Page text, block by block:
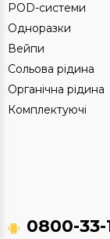
POD-системи
Одноразки
Вейпи
Сольова рідина
Органічна рідина
Комплектуючі
0800-33-